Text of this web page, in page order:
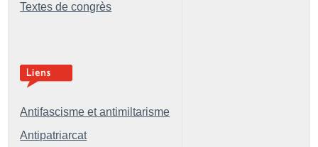
Textes de congrès
Antifascisme et antimiltarisme
Antipatriarcat